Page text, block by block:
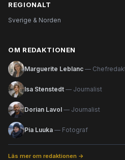
REGIONALT
Sverige & Norden
OM REDAKTIONEN
Marguerite Leblanc —
Isa Stenstedt — Journalist
Dorian Lavol — Journalist
Pia Luuka — Fotograf
Läs mer om redaktionen →